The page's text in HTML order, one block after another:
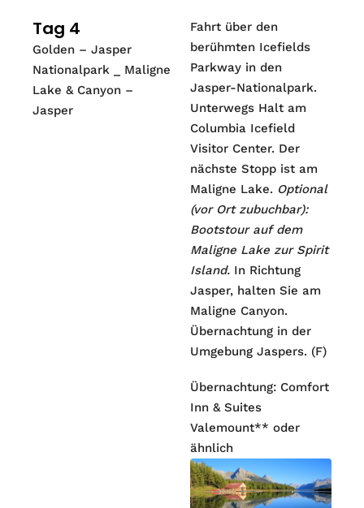
Tag 4
Golden – Jasper
Nationalpark _ Maligne
Lake & Canyon –
Jasper
Fahrt über den
berühmten Icefields
Parkway in den
Jasper-Nationalpark.
Unterwegs Halt am
Columbia Icefield
Visitor Center. Der
nächste Stopp ist am
Maligne Lake. Optional
(vor Ort zubuchbar):
Bootstour auf dem
Maligne Lake zur Spirit
Island. In Richtung
Jasper, halten Sie am
Maligne Canyon.
Übernachtung in der
Umgebung Jaspers. (F)
Übernachtung: Comfort
Inn & Suites
Valemount** oder
ähnlich